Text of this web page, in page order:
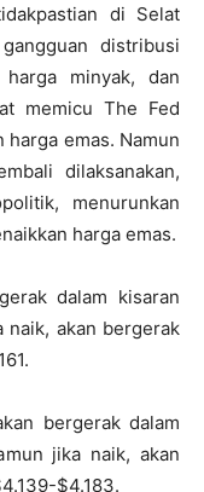
di Selat
distribusi
minyak, dan
memicu The Fed
emas. Namun
dilaksanakan,
menurunkan
harga emas.
dalam kisaran
akan bergerak
bergerak dalam
jika naik, akan
$4.183.